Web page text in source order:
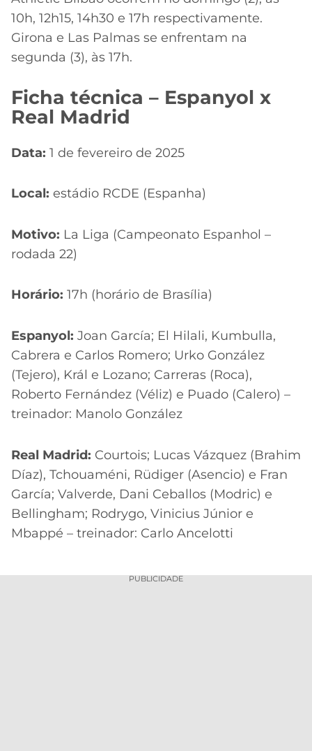
10h, 12h15, 14h30 e 17h respectivamente.
Girona e Las Palmas se enfrentam na
segunda (3), às 17h.
Ficha técnica – Espanyol x
Real Madrid
Data: 1 de fevereiro de 2025
Local: estádio RCDE (Espanha)
Motivo: La Liga (Campeonato Espanhol –
rodada 22)
Horário: 17h (horário de Brasília)
Espanyol: Joan García; El Hilali, Kumbulla,
Cabrera e Carlos Romero; Urko González
(Tejero), Král e Lozano; Carreras (Roca),
Roberto Fernández (Véliz) e Puado (Calero) –
treinador: Manolo González
Real Madrid: Courtois; Lucas Vázquez (Brahim
Díaz), Tchouaméni, Rüdiger (Asencio) e Fran
García; Valverde, Dani Ceballos (Modric) e
Bellingham; Rodrygo, Vinicius Júnior e
Mbappé – treinador: Carlo Ancelotti
PUBLICIDADE